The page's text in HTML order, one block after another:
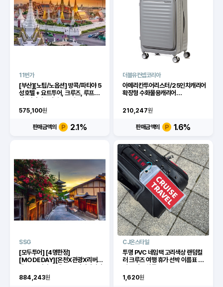
11번가
[부산][노팁/노옵션] 방콕/파타야 5
성호텔 + 요트투어, 크루즈, 루프탑
575,100원
판매금액의 2.1%
더블유컨셉코리아
아메리칸투어리스터/25인치캐리어
확장형 수화물용캐리어
OS V2 COOL GREY
HJ378029/여행용품 중대형캐
210,247원
판매금액의 1.6%
SSG
[모두투어] [4명한정]
[MODEDAY][온천X관광X리버크
또는 USJ 4일 (온천호텔 3박)[이
마트몰]
884,243원
CJ온스타일
투명 PVC 네임택 고리색상 랜덤컬
러 크루즈 여행 휴가 선박 이름표 식
1,620원